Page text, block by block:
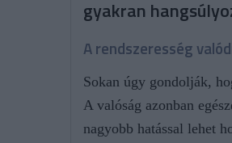
gyakran
A rendszeresség
Sokan úgy gondolják,
A valóság azonban
nagyobb hatással lehet